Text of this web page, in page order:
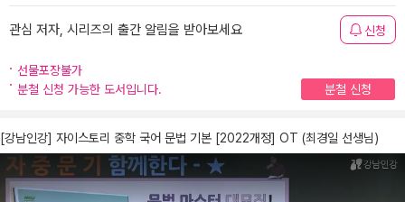
관심 저자, 시리즈의 출간 알림을 받아보세요 신청
선물포장불가
분철 신청 가능한 도서입니다.
분철 신청
[강남인강] 자이스토리 중학 국어 문법 기본 [2022개정] OT (최경일 선생님)